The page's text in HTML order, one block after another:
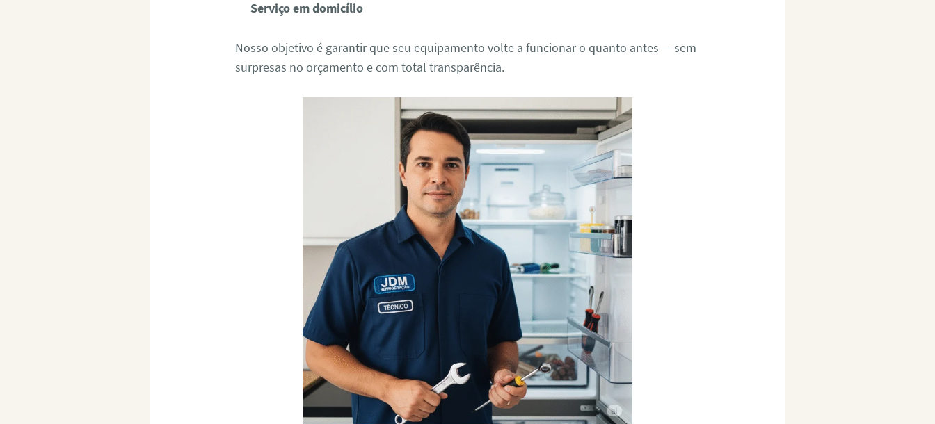
Serviço em domicílio
Nosso objetivo é garantir que seu equipamento volte a funcionar o quanto antes — sem
surpresas no orçamento e com total transparência.